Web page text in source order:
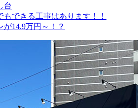
台
できる工事はあります！！
14.9万円～！？